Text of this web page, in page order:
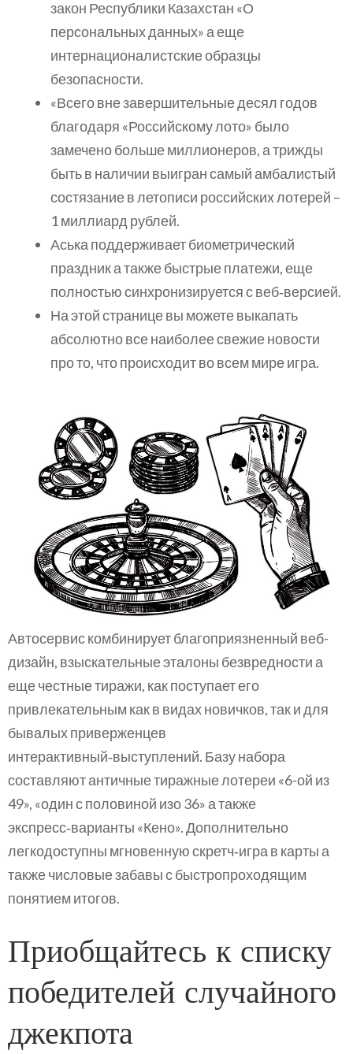
закон Республики Казахстан «О
персональных данных» а еще
интернационалистские образцы
безопасности.
«Всего вне завершительные десял годов
благодаря «Российскому лото» было
замечено больше миллионеров, а трижды
быть в наличии выигран самый амбалистый
состязание в летописи российских лотерей –
1 миллиард рублей.
Аська поддерживает биометрический
праздник а также быстрые платежи, еще
полностью синхронизируется с веб‑версией.
На этой странице вы можете выкапать
абсолютно все наиболее свежие новости
про то, что происходит во всем мире игра.
Автосервис комбинирует благоприязненный веб-
дизайн, взыскательные эталоны безвредности а
еще честные тиражи, как поступает его
привлекательным как в видах новичков, так и для
бывалых приверженцев
интерактивный‑выступлений. Базу набора
составляют античные тиражные лотереи «6-ой из
49», «один с половиной изо 36» а также
экспресс‑варианты «Кено». Дополнительно
легкодоступны мгновенную скретч‑игра в карты а
также числовые забавы с быстропроходящим
понятием итогов.
Приобщайтесь к списку
победителей случайного
джекпота